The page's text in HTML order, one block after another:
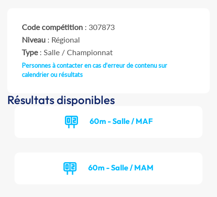
Code compétition : 307873
Niveau : Régional
Type: Salle / Championnat
Personnes à contacter en cas d'erreur de contenu sur
calendrier ou résultats
Résultats disponibles
60m - Salle / MAF
60m - Salle / MAM